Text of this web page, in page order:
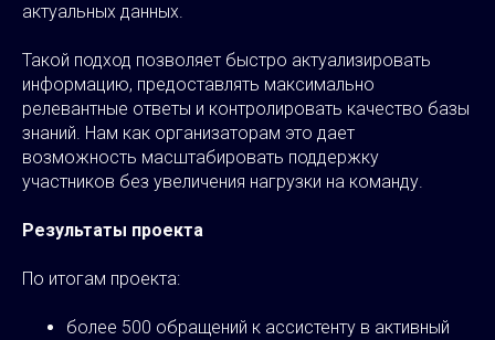
актуальных данных.
Такой подход позволяет быстро актуализировать
информацию, предоставлять максимально
релевантные ответы и контролировать качество базы
знаний. Нам как организаторам это дает
возможность масштабировать поддержку
участников без увеличения нагрузки на команду.
Результаты проекта
По итогам проекта:
более 500 обращений к ассистенту в активный